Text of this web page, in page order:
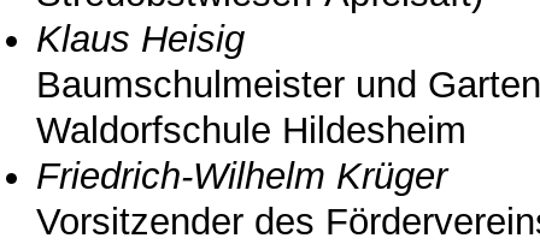
Klaus Heisig
Baumschulmeister und
Waldorfschule Hildesheim
Friedrich-Wilhelm Krüger
Vorsitzender des